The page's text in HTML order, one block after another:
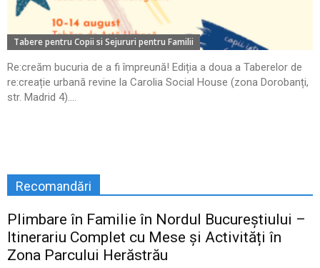
Tabere pentru Copii si Sejururi pentru Familii
Re:creăm bucuria de a fi împreună! Ediția a doua a Taberelor de
re:creație urbană revine la Carolia Social House (zona Dorobanți,
str. Madrid 4)....
Recomandări
Plimbare în Familie în Nordul Bucureștiului –
Itinerariu Complet cu Mese și Activități în
Zona Parcului Herăstrău